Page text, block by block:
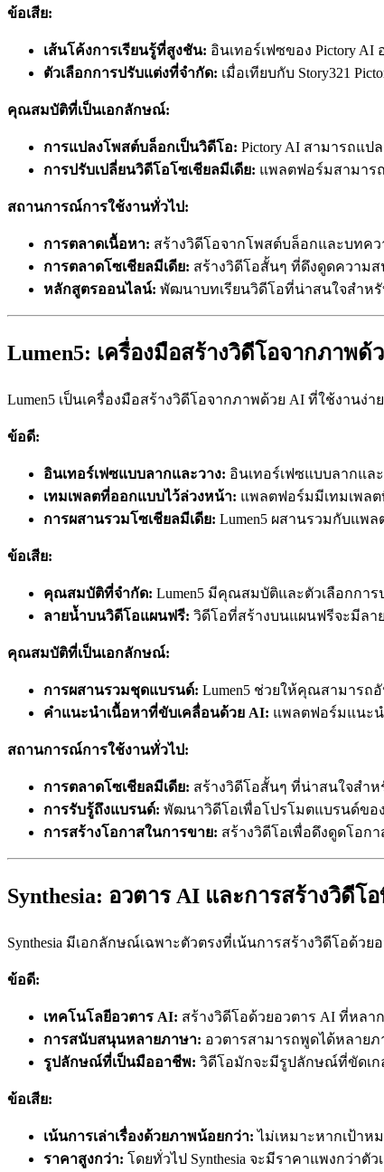
ข้อเสีย:
เส้นโค้งการเรียนรู้ที่สูงชัน: อินเทอร์เฟซของ Pictory
ตัวเลือกการปรับแต่งที่จำกัด: เมื่อเทียบกับ Story321
คุณสมบัติที่เป็นเอกลักษณ์:
การแปลงโพสต์บล็อกเป็นวิดีโอ: Pictory AI สามารถแ
การปรับเปลี่ยนวิดีโอโซเชียลมีเดีย: แพลตฟอร์มสามาร
สถานการณ์การใช้งานทั่วไป:
การตลาดเนื้อหา: สร้างวิดีโอจากโพสต์บล็อกและบทค
การตลาดโซเชียลมีเดีย: สร้างวิดีโอสั้นๆ ที่ดึงดูดความ
หลักสูตรออนไลน์: พัฒนาบทเรียนวิดีโอที่น่าสนใจสำห
Lumen5: เครื่องมือสร้างวิดีโอจากภาพด้
Lumen5 เป็นเครื่องมือสร้างวิดีโอจากภาพด้วย AI ที่ใช้งานง่
ข้อดี:
อินเทอร์เฟซแบบลากและวาง: อินเทอร์เฟซแบบลากแล
เทมเพลตที่ออกแบบไว้ล่วงหน้า: แพลตฟอร์มมีเทมเพล
การผสานรวมโซเชียลมีเดีย: Lumen5 ผสานรวมกับแพ
ข้อเสีย:
คุณสมบัติที่จำกัด: Lumen5 มีคุณสมบัติและตัวเลือกการ
ลายน้ำบนวิดีโอแผนฟรี: วิดีโอที่สร้างบนแผนฟรีจะมีลาย
คุณสมบัติที่เป็นเอกลักษณ์:
การผสานรวมชุดแบรนด์: Lumen5 ช่วยให้คุณสามาร
คำแนะนำเนื้อหาที่ขับเคลื่อนด้วย AI: แพลตฟอร์มแนะ
สถานการณ์การใช้งานทั่วไป:
การตลาดโซเชียลมีเดีย: สร้างวิดีโอสั้นๆ ที่น่าสนใจสำ
การรับรู้ถึงแบรนด์: พัฒนาวิดีโอเพื่อโปรโมตแบรนด์ขอ
การสร้างโอกาสในการขาย: สร้างวิดีโอเพื่อดึงดูดโอก
Synthesia: อวตาร AI และการสร้างวิดีโ
Synthesia มีเอกลักษณ์เฉพาะตัวตรงที่เน้นการสร้างวิดีโอด้
ข้อดี:
เทคโนโลยีอวตาร AI: สร้างวิดีโอด้วยอวตาร AI ที่หล
การสนับสนุนหลายภาษา: อวตารสามารถพูดได้หลายภ
รูปลักษณ์ที่เป็นมืออาชีพ: วิดีโอมักจะมีรูปลักษณ์ที่ขัดเก
ข้อเสีย:
เน้นการเล่าเรื่องด้วยภาพน้อยกว่า: ไม่เหมาะหากเป้าห
ราคาสูงกว่า: โดยทั่วไป Synthesia จะมีราคาแพงกว่าตัว